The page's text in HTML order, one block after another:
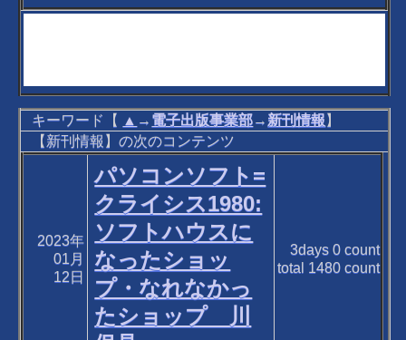
キーワード【 ▲ → 電子出版事業部→ 新刊情報】
【新刊情報】の次のコンテンツ
2023年
01月
12日
パソコンソフト=
クライシス1980:
ソフトハウスに
なったショッ
プ・なれなかっ
たショップ 川
3days 0count
total 1480count